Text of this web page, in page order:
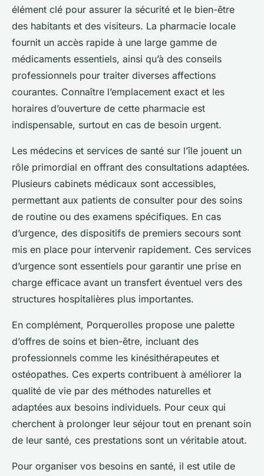
élément clé pour assurer la sécurité et le bien-être
des habitants et des visiteurs. La pharmacie locale
fournit un accès rapide à une large gamme de
médicaments essentiels, ainsi qu’à des conseils
professionnels pour traiter diverses affections
courantes. Connaître l’emplacement exact et les
horaires d’ouverture de cette pharmacie est
indispensable, surtout en cas de besoin urgent.
Les médecins et services de santé sur l’île jouent un
rôle primordial en offrant des consultations adaptées.
Plusieurs cabinets médicaux sont accessibles,
permettant aux patients de consulter pour des soins
de routine ou des examens spécifiques. En cas
d’urgence, des dispositifs de premiers secours sont
mis en place pour intervenir rapidement. Ces services
d’urgence sont essentiels pour garantir une prise en
charge efficace avant un transfert éventuel vers des
structures hospitalières plus importantes.
En complément, Porquerolles propose une palette
d’offres de soins et bien-être, incluant des
professionnels comme les kinésithérapeutes et
ostéopathes. Ces experts contribuent à améliorer la
qualité de vie par des méthodes naturelles et
adaptées aux besoins individuels. Pour ceux qui
cherchent à prolonger leur séjour tout en prenant soin
de leur santé, ces prestations sont un véritable atout.
Pour organiser vos besoins en santé, il est utile de